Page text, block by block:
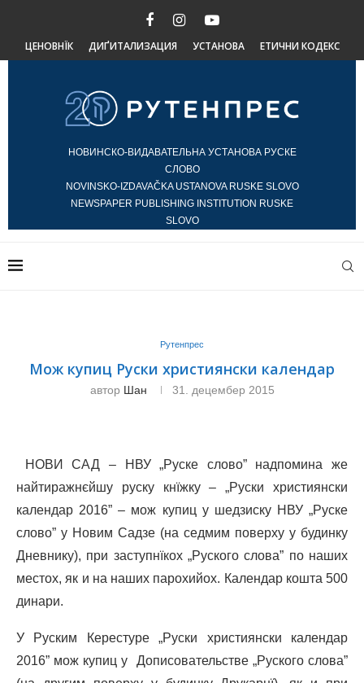
ЦЕНОВНЇК ДИҐИТАЛИЗАЦИЯ УСТАНОВА ЕТИЧНИ КОДЕКС
НОВИНСКО-ВИДАВАТЕЛЬНА УСТАНОВА РУСКЕ
СЛОВО
NOVINSKO-IZDAVAČKA USTANOVA RUSKE SLOVO
NEWSPAPER PUBLISHING INSTITUTION RUSKE
SLOVO
Рутенпрес
Мож купиц Руски християнски календар
автор Шан 31. децембер 2015
НОВИ САД – НВУ „Руске слово” надпомина же
найтиражнєйшу руску кнїжку – „Руски християнски
календар 2016” – мож купиц у шедзиску НВУ „Руске
слово” у Новим Садзе (на седмим поверху у будинку
Дневнику), при заступнїкох „Руского слова” по наших
местох, як и на наших парохийох. Календар кошта 500
динари.
У Руским Керестуре „Руски християнски календар
2016” мож купиц у Дописовательстве „Руского слова”